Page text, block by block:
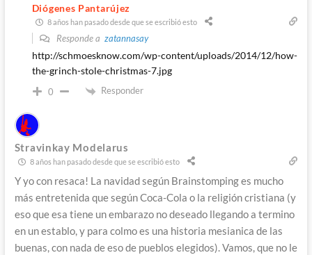
Diógenes Pantarújez
8 años han pasado desde que se escribió esto
Responde a zatannasay
http://schmoesknow.com/wp-content/uploads/2014/12/how-
the-grinch-stole-christmas-7.jpg
0 Responder
Stravinkay Modelarus
8 años han pasado desde que se escribió esto
Y yo con resaca! La navidad según Brainstomping es mucho
más entretenida que según Coca-Cola o la religión cristiana (y
eso que esa tiene un embarazo no deseado llegando a termino
en un establo, y para colmo es una historia mesianica de las
buenas, con nada de eso de pueblos elegidos). Vamos, que no le